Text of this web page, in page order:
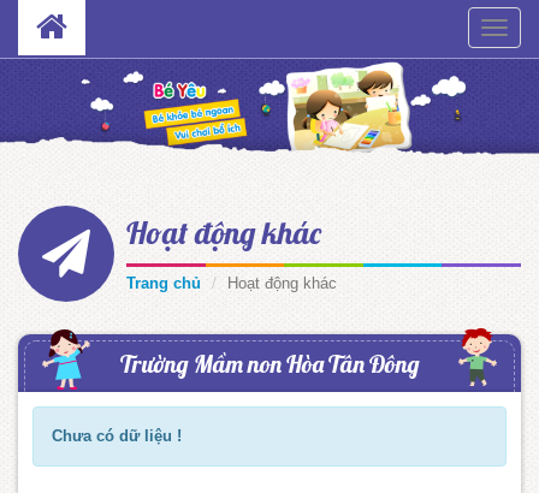
Toggle
Hoạt động khác
Trang chủ Hoạt động khác
Trường Mầm non Hòa Tân Đông
Chưa có dữ liệu !